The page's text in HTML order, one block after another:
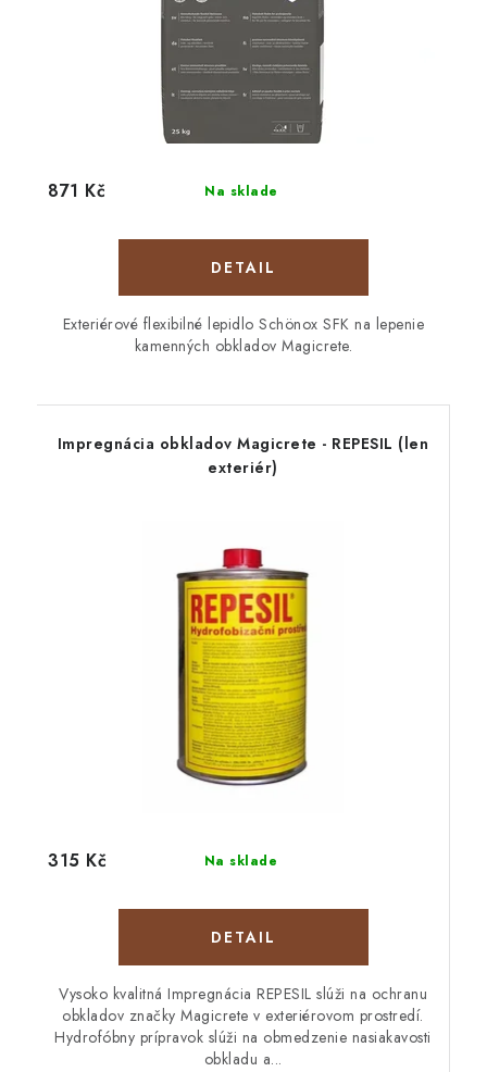
Na sklade
871 Kč
DETAIL
Exteriérové flexibilné lepidlo Schönox SFK na lepenie
kamenných obkladov Magicrete.
Impregnácia obkladov Magicrete - REPESIL (len
exteriér)
Na sklade
315 Kč
DETAIL
Vysoko kvalitná Impregnácia REPESIL slúži na ochranu
obkladov značky Magicrete v exteriérovom prostredí.
Hydrofóbny prípravok slúži na obmedzenie nasiakavosti
obkladu a...